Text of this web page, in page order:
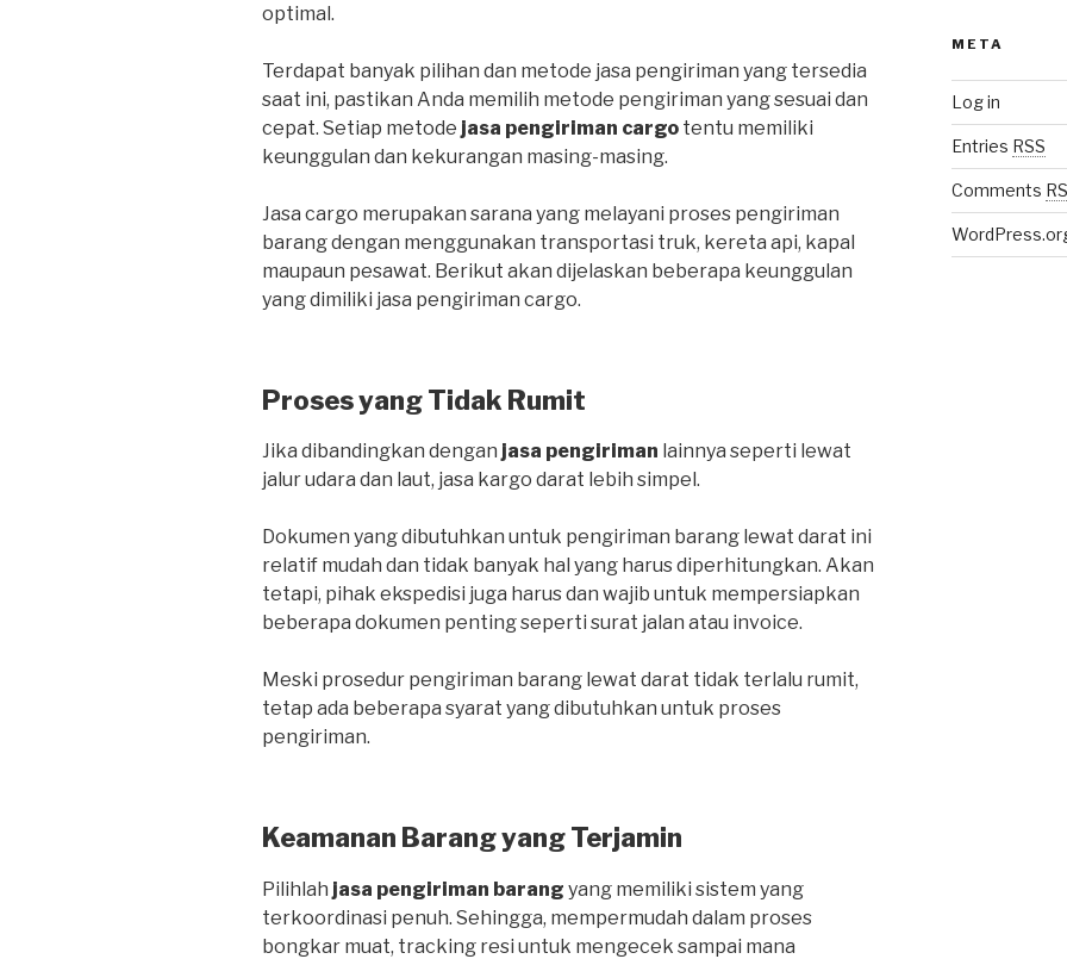
optimal.
Terdapat banyak pilihan dan metode jasa pengiriman yang tersedia
saat ini, pastikan Anda memilih metode pengiriman yang sesuai dan
cepat. Setiap metode jasa pengiriman cargo tentu memiliki
keunggulan dan kekurangan masing-masing.
Jasa cargo merupakan sarana yang melayani proses pengiriman
barang dengan menggunakan transportasi truk, kereta api, kapal
maupaun pesawat. Berikut akan dijelaskan beberapa keunggulan
yang dimiliki jasa pengiriman cargo.
Proses yang Tidak Rumit
Jika dibandingkan dengan jasa pengiriman lainnya seperti lewat
jalur udara dan laut, jasa kargo darat lebih simpel.
Dokumen yang dibutuhkan untuk pengiriman barang lewat darat ini
relatif mudah dan tidak banyak hal yang harus diperhitungkan. Akan
tetapi, pihak ekspedisi juga harus dan wajib untuk mempersiapkan
beberapa dokumen penting seperti surat jalan atau invoice.
Meski prosedur pengiriman barang lewat darat tidak terlalu rumit,
tetap ada beberapa syarat yang dibutuhkan untuk proses
pengiriman.
Keamanan Barang yang Terjamin
Pilihlah jasa pengiriman barang yang memiliki sistem yang
terkoordinasi penuh. Sehingga, mempermudah dalam proses
bongkar muat, tracking resi untuk mengecek sampai mana
META
Log in
Entries RSS
Comments